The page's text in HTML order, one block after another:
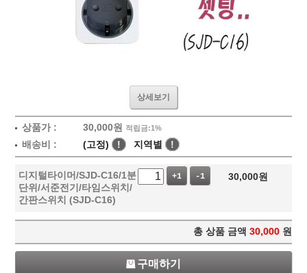
상세보기
상품가 : 30,000원 적립금:1%
배송비 : (고정) ! 지역별 !
디지털타이머/SJD-C16/1분
단위/서준전기/타임스위치/
간판스위치 (SJD-C16)
+1 -1 30,000원
총 상품 금액 30,000 원
구매하기